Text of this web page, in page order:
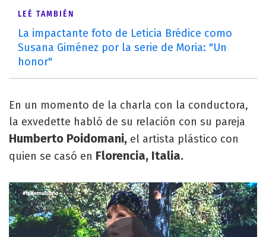
LEÉ TAMBIÉN
La impactante foto de Leticia Brédice como
Susana Giménez por la serie de Moria: "Un
honor"
En un momento de la charla con la conductora,
la exvedette habló de su relación con su pareja
Humberto Poidomani, el artista plástico con
quien se casó en Florencia, Italia.